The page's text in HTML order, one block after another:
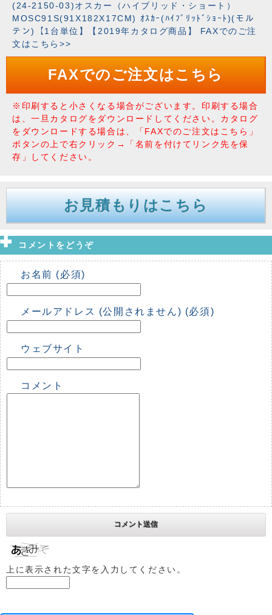
(24-2150-03)オスカー（ハイブリッド・ショート）
MOSC91S(91X182X17CM) ｵｽｶｰ(ﾊｲﾌﾞﾘｯﾄﾞｼｮｰﾄ)(モル
テン)【1台単位】【2019年カタログ商品】 FAXでのご注
文はこちら>>
FAXでのご注文はこちら
※印刷すると小さくなる場合がございます。印刷する場合
は、一旦カタログをダウンロードしてください。カタログ
をダウンロードする場合は、「FAXでのご注文はこちら」
ボタンの上で右クリック→「名前を付けてリンク先を保
存」してください。
お見積もりはこちら
コメントをどうぞ
お名前 (必須)
メールアドレス (公開されません) (必須)
ウェブサイト
コメント
上に表示された文字を入力してください。